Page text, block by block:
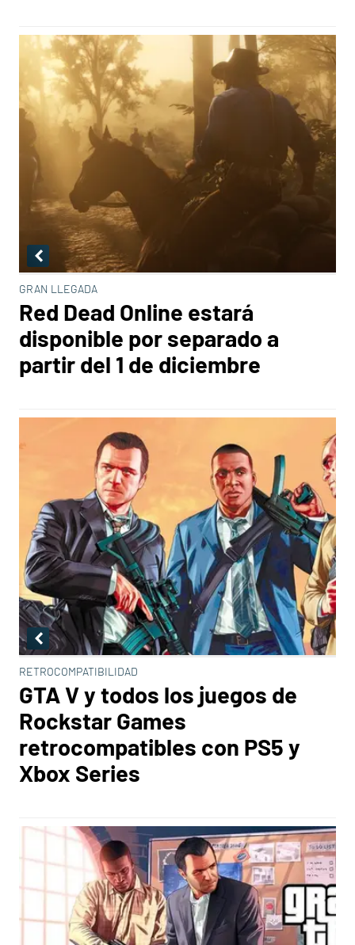
GRAN LLEGADA
Red Dead Online estará
disponible por separado a
partir del 1 de diciembre
RETROCOMPATIBILIDAD
GTA V y todos los juegos de
Rockstar Games
retrocompatibles con PS5 y
Xbox Series